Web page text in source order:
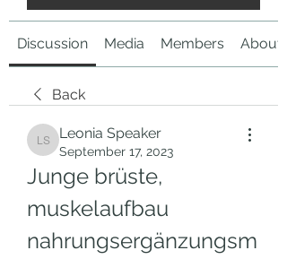
Discussion Media Members About
Back
Leonia Speaker
Leonia Speaker
September 17, 2023
Junge brüste,
muskelaufbau
nahrungsergänzungsm